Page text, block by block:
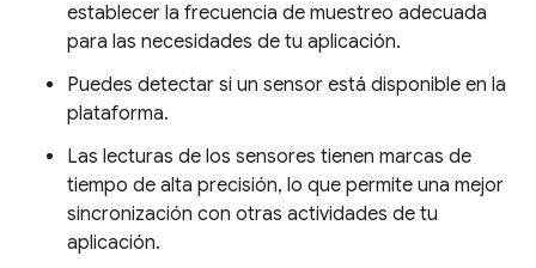
establecer la frecuencia de muestreo adecuada
para las necesidades de tu aplicación.
Puedes detectar si un sensor está disponible en la
plataforma.
Las lecturas de los sensores tienen marcas de
tiempo de alta precisión, lo que permite una mejor
sincronización con otras actividades de tu
aplicación.